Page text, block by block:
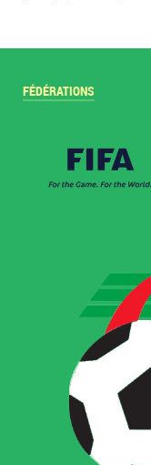
FÉDÉRATIONS